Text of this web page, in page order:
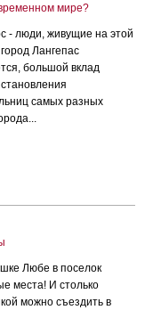
мире?
- люди, живущие на этой
Лангепас
большой вклад
самых разных
Любе в поселок
места! И столько
можно съездить в